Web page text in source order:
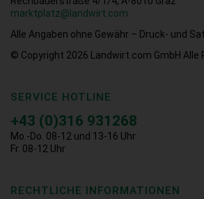
marktplatz@landwirt.com
Alle Angaben ohne Gewähr – Druck- und
© Copyright 2026
Landwirt.com GmbH
SERVICE HOTLINE
+43 (0)316 931268
Mo.-Do. 08-12 und 13-16 Uhr
Fr. 08-12 Uhr
RECHTLICHE INFORMATIONEN